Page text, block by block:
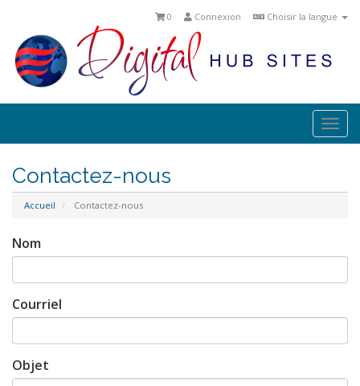
Choisir la langue
Connexion
0
Contactez-nous
Accueil Contactez-nous
Nom
Courriel
Objet